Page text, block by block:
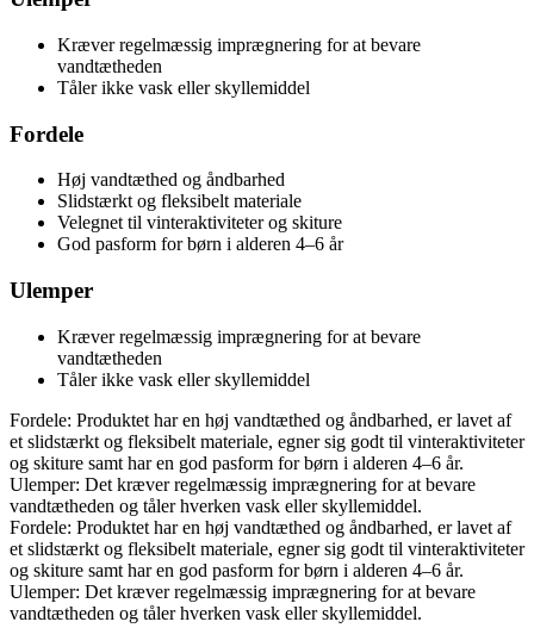
Kræver regelmæssig imprægnering for at bevare
vandtætheden
Tåler ikke vask eller skyllemiddel
Fordele
Høj vandtæthed og åndbarhed
Slidstærkt og fleksibelt materiale
Velegnet til vinteraktiviteter og skiture
God pasform for børn i alderen 4–6 år
Ulemper
Kræver regelmæssig imprægnering for at bevare
vandtætheden
Tåler ikke vask eller skyllemiddel
Fordele: Produktet har en høj vandtæthed og åndbarhed, er lavet af
et slidstærkt og fleksibelt materiale, egner sig godt til vinteraktiviteter
og skiture samt har en god pasform for børn i alderen 4–6 år.
Ulemper: Det kræver regelmæssig imprægnering for at bevare
vandtætheden og tåler hverken vask eller skyllemiddel.
Fordele: Produktet har en høj vandtæthed og åndbarhed, er lavet af
et slidstærkt og fleksibelt materiale, egner sig godt til vinteraktiviteter
og skiture samt har en god pasform for børn i alderen 4–6 år.
Ulemper: Det kræver regelmæssig imprægnering for at bevare
vandtætheden og tåler hverken vask eller skyllemiddel.